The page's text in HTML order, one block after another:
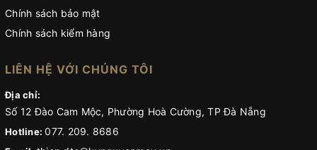
Chính sách bảo mật
Chính sách kiểm hàng
LIÊN HỆ VỚI CHÚNG TÔI
Địa chỉ:
Số 12 Đào Cam Mộc, Phường Hoà Cường, TP Đà Nẵng
Hotline:077. 209. 8686